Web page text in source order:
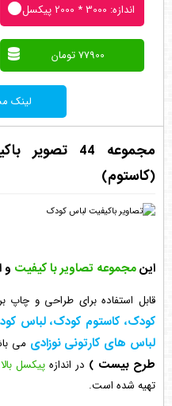
اندازه: 3000 * 2000 پیکسل
77900 تومان
لینک
مجموعه 44
(کاستوم)
اینمجموعه تصاویر با کیفیت و
قابل استفاده برای طراحی و چاپ
کودک، کاستوم کودک، لباس
لباس های کارتونی نوزادی می
طرح بیست ) در اندازهپیکسل
تهیه شده است.